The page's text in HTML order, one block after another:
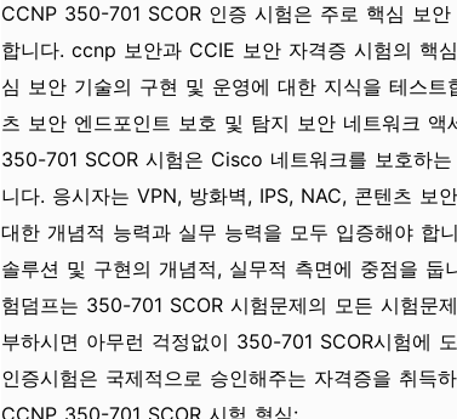
CCNP 350-701 SCOR 인증 시험은 주로 핵심 보
합니다. ccnp 보안과 CCIE 보안 자격증 시험의 핵
심 보안 기술의 구현 및 운영에 대한 지식을 테스
츠 보안 엔드포인트 보호 및 탐지 보안 네트워크 액
350-701 SCOR 시험은 Cisco 네트워크를 보호하
니다. 응시자는 VPN, 방화벽, IPS, NAC, 콘텐츠 보
대한 개념적 능력과 실무 능력을 모두 입증해야 합
솔루션 및 구현의 개념적, 실무적 측면에 중점을 둡
험덤프는 350-701 SCOR 시험문제의 모든 시험문
부하시면 아무런 걱정없이 350-701 SCOR시험에
인증시험은 국제적으로 승인해주는 자격증을 취득
CCNP 350-701 SCOR 시험 형식: